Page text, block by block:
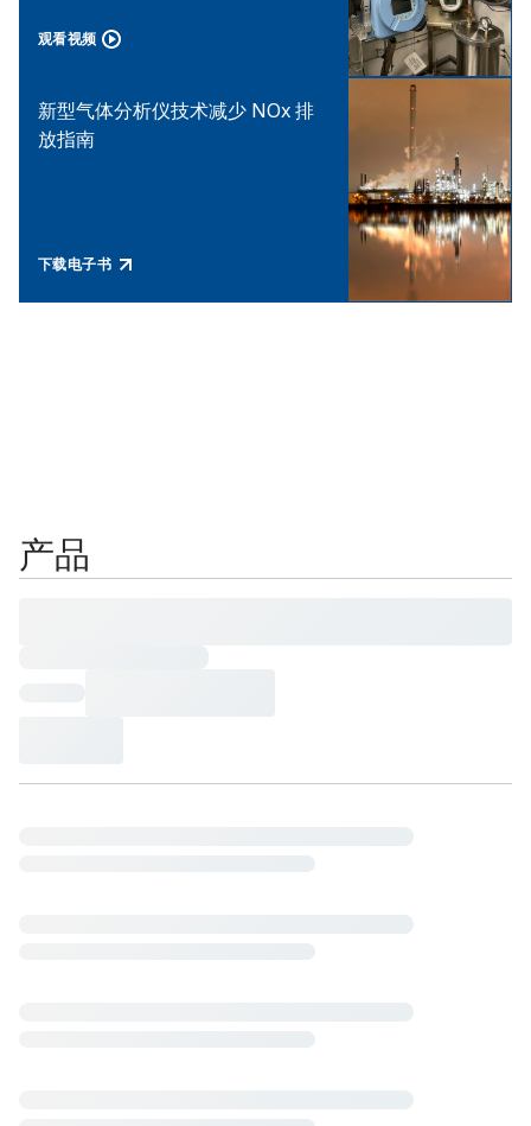
观看视频​
新型气体分析仪技术减少 NOx 排
放指南​
下载电子书
产品